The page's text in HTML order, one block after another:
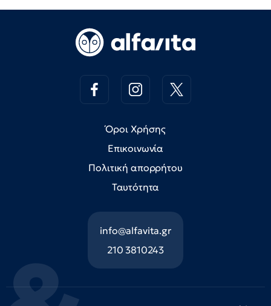
Όροι Χρήσης
Επικοινωνία
Πολιτική απορρήτου
Ταυτότητα
info@alfavita.gr
210 3810243